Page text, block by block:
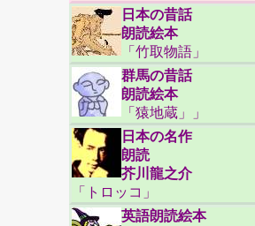
日本の昔話
朗読絵本
「竹取物語」
群馬の昔話
朗読絵本
「猿地蔵」」
日本の名作
朗読
芥川龍之介
「トロッコ」
英語朗読絵本